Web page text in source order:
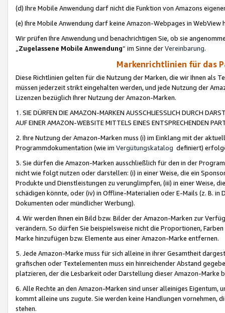
(d) Ihre Mobile Anwendung darf nicht die Funktion von Amazons
(e) Ihre Mobile Anwendung darf keine Amazon-Webpages in WebView
Wir prüfen Ihre Anwendung und benachrichtigen Sie, ob sie
„Zugelassene Mobile Anwendung“ im Sinne derVereinbarung.
Markenrichtlinien für das
Diese Richtlinien gelten für die Nutzung der Marken, die wir Ihnen als
müssen jederzeit strikt eingehalten werden, und jede Nutzung der
Lizenzen bezüglich Ihrer Nutzung der Amazon-Marken.
1. SIE DÜRFEN DIE AMAZON-MARKEN AUSSCHLIESSLICH DURCH
AUF EINER AMAZON-WEBSITE MITTELS EINES ENTSPRECHENDEN
2. Ihre Nutzung der Amazon-Marken muss (i) im Einklang mit der
Programmdokumentation (wie im Vergütungskatalog definiert)
3. Sie dürfen die Amazon-Marken ausschließlich für den in der
nicht wie folgt nutzen oder darstellen: (i) in einer Weise, die ein
Produkte und Dienstleistungen zu verunglimpfen, (iii) in einer Weise,
schädigen könnte, oder (iv) in Offline-Materialien oder E-Mails (z. B. in
Dokumenten oder mündlicher Werbung).
4. Wir werden Ihnen ein Bild bzw. Bilder der Amazon-Marken zur
verändern. So dürfen Sie beispielsweise nicht die Proportionen,
Marke hinzufügen bzw. Elemente aus einer Amazon-Marke entfernen.
5. Jede Amazon-Marke muss für sich alleine in ihrer Gesamtheit
grafischen oder Textelementen muss ein hinreichender Abstand
platzieren, der die Lesbarkeit oder Darstellung dieser Amazon-Marke
6. Alle Rechte an den Amazon-Marken sind unser alleiniges
kommt alleine uns zugute. Sie werden keine Handlungen vornehmen,
stehen.